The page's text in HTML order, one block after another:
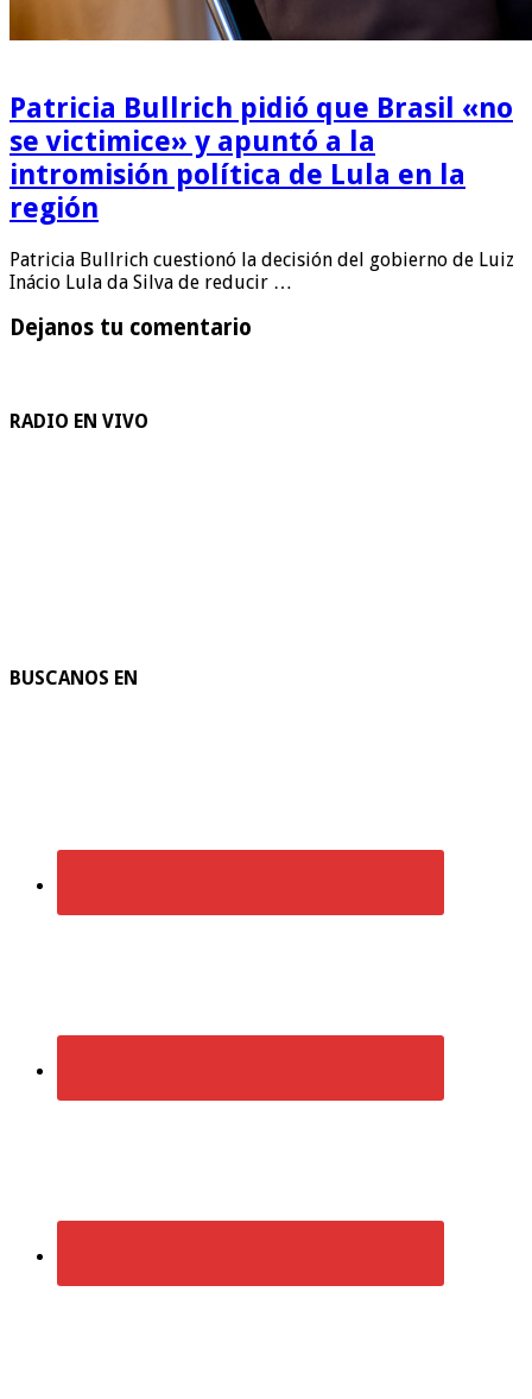
Patricia Bullrich pidió que Brasil «no
se victimice» y apuntó a la
intromisión política de Lula en la
región
Patricia Bullrich cuestionó la decisión del gobierno de Luiz
Inácio Lula da Silva de reducir …
Dejanos tu comentario
RADIO EN VIVO
BUSCANOS EN